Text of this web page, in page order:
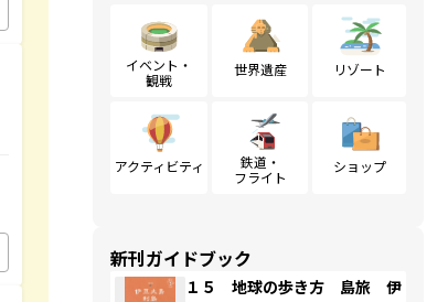
イベント・
観戦
世界遺産 リゾート
アクティビティ
鉄道・
フライト
ショップ
新刊ガイドブック
１５ 地球の歩き方 島旅 伊